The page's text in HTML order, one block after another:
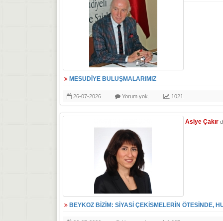
MESUDİYE BULUŞMALARIMIZ
26-07-2026 Yorum yok. 1021
Asiye Çakır
BEYKOZ BİZİM: SİYASİ ÇEKİSMELERİN ÖTESİNDE,